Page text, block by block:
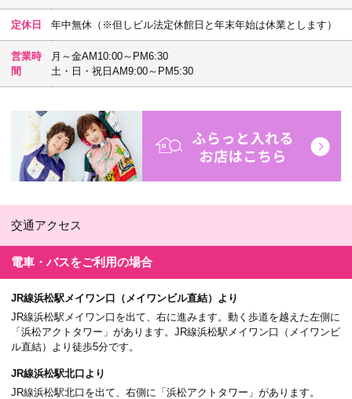
定休日 年中無休（※但しビル法定休館日と年末年始は休業とします）
営業時
間
月～金AM10:00～PM6:30
土・日・祝日AM9:00～PM5:30
交通アクセス
電車・バスをご利用の場合
JR線浜松駅メイワン口（メイワンビル直結）より
JR線浜松駅メイワン口を出て、右に進みます。動く歩道を越えた左側に
「浜松アクトタワー」があります。JR線浜松駅メイワン口（メイワンビ
ル直結）より徒歩5分です。
JR線浜松駅北口より
JR線浜松駅北口を出て、右側に「浜松アクトタワー」があります。